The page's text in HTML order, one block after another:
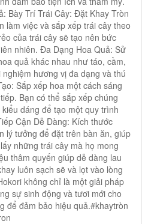
Bày Trí Trái Cây: Đặt Khay Tròn
làm việc và sắp xếp trái cây theo
của trái cây sẽ tạo nên bức
nhiên. Đa Dạng Hoa Quả: Sử
quả khác nhau như táo, cầm,
hương vị đa dạng và thú
Sắp xếp hoa một cách sáng
Bạn có thể sắp xếp chúng
dáng để tạo một quy trình
Cận Dễ Dàng: Kích thước
lý tưởng để đặt trên bàn ăn, giúp
những trái cây mà họ mong
thâm quyến giúp dễ dàng lau
luôn sạch sẽ và lọt vào lòng
không chỉ là một giải pháp
sự sinh động và tươi mới cho
để đảm bảo hiệu quả.#khaytròn